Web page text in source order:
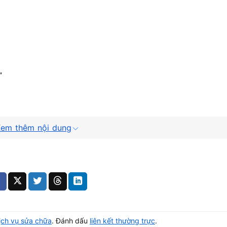
thêm nội dung
vụ sửa chữa. Đánh dấu liên kết thường trực.